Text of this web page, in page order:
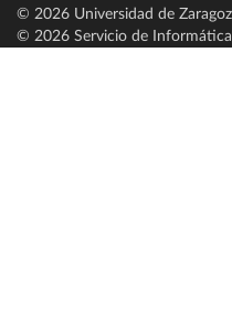
© 2026 Universidad de
© 2026 Servicio de